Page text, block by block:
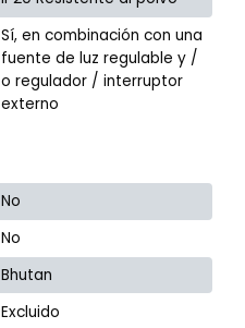
Sí, en combinación con una
fuente de luz regulable y /
o regulador / interruptor
externo
No
No
Bhutan
Excluido